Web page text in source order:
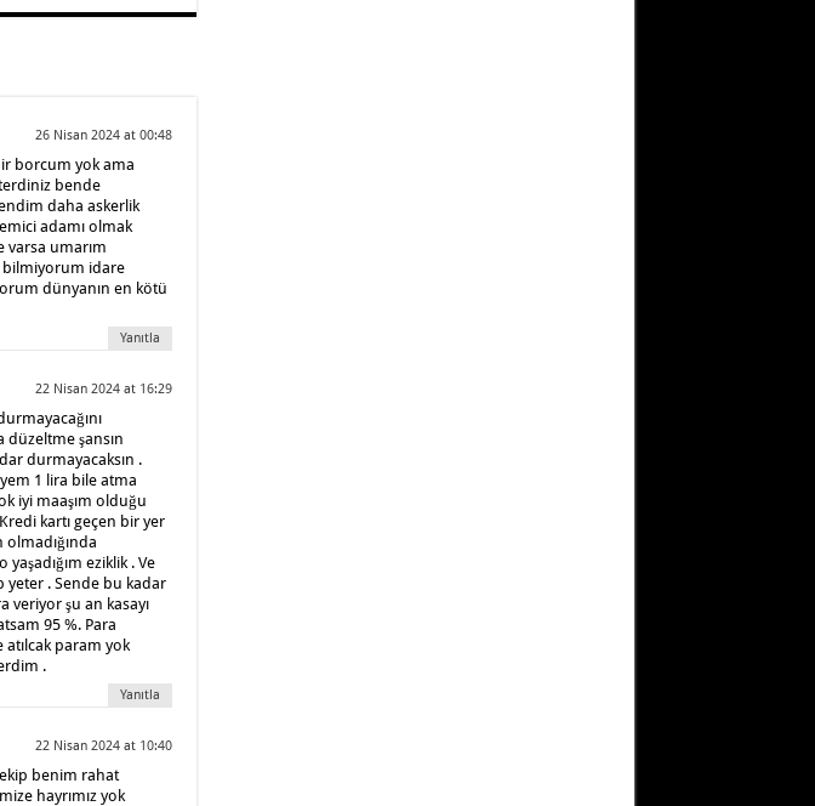
26 Nisan 2024 at 00:48
borcum yok ama
bende
daha askerlik
adamı olmak
varsa umarım
bilmiyorum idare
dünyanın en kötü
Yanıtla
22 Nisan 2024 at 16:29
düzeltme şansın
durmayacaksın .
1 lira bile atma
iyi maaşım olduğu
kartı geçen bir yer
eziklik . Ve
yeter . Sende bu kadar
veriyor şu an kasayı
95 %. Para
param yok
.
Yanıtla
22 Nisan 2024 at 10:40
benim rahat
hayrımız yok